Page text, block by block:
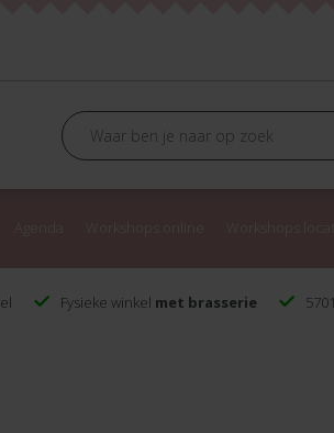
Fysieke winkel met brasserie